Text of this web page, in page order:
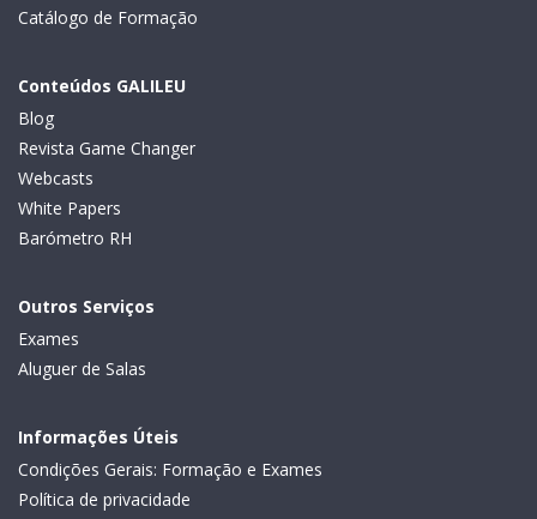
Catálogo de Formação
Conteúdos GALILEU
Blog
Revista Game Changer
Webcasts
White Papers
Barómetro RH
Outros Serviços
Exames
Aluguer de Salas
Informações Úteis
Condições Gerais: Formação e Exames
Política de privacidade